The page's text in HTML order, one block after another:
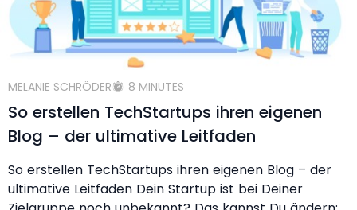
MELANIE SCHRÖDER 8 MINUTES
So erstellen TechStartups ihren eigenen
Blog – der ultimative Leitfaden
So erstellen TechStartups ihren eigenen Blog – der
ultimative Leitfaden Dein Startup ist bei Deiner